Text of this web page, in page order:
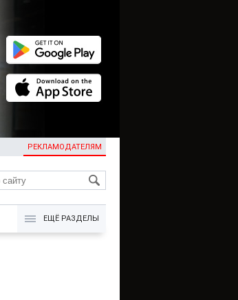
РЕКЛАМОДАТЕЛЯМ
KG
ЕЩЁ РАЗДЕЛЫ